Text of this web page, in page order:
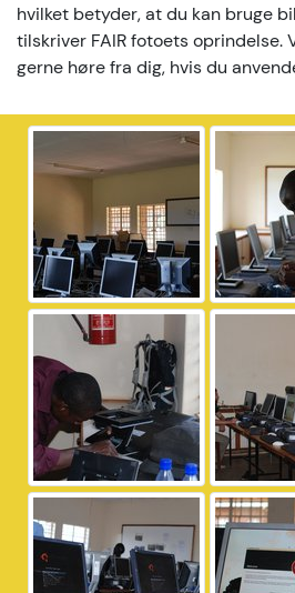
hvilket betyder, at du kan bruge
tilskriver FAIR fotoets oprindelse.
gerne høre fra dig, hvis du